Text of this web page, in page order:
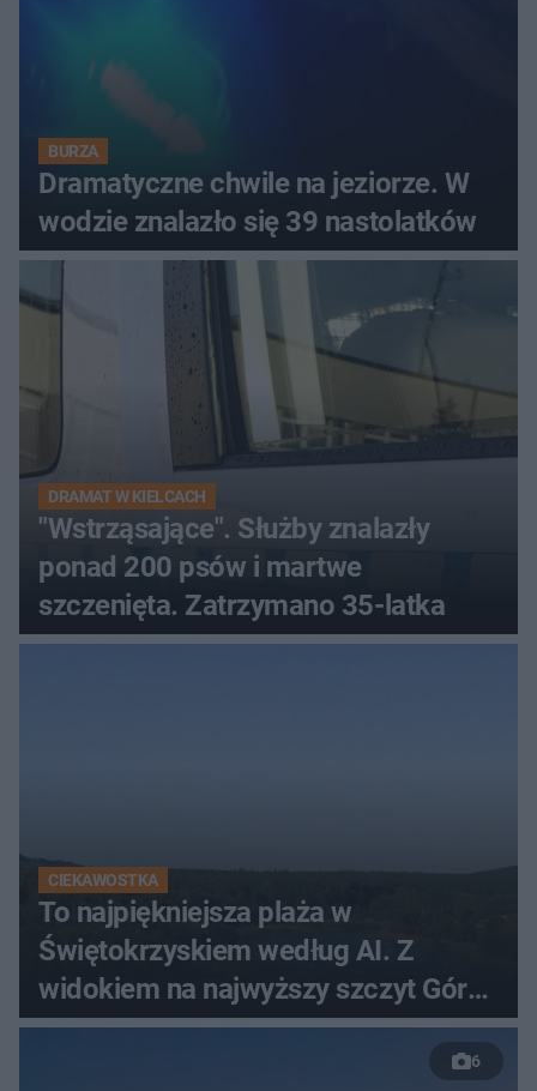
BURZA
Dramatyczne chwile na jeziorze. W
wodzie znalazło się 39 nastolatków
DRAMAT W KIELCACH
"Wstrząsające". Służby znalazły
ponad 200 psów i martwe
szczenięta. Zatrzymano 35-latka
CIEKAWOSTKA
To najpiękniejsza plaża w
Świętokrzyskiem według AI. Z
widokiem na najwyższy szczyt Gór
Świętokrzyskich
6